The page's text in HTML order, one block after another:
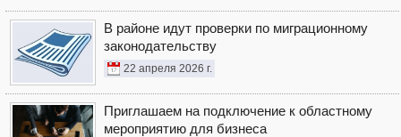
В районе идут проверки по миграционному
законодательству
22 апреля 2026 г.
Приглашаем на подключение к областному
мероприятию для бизнеса